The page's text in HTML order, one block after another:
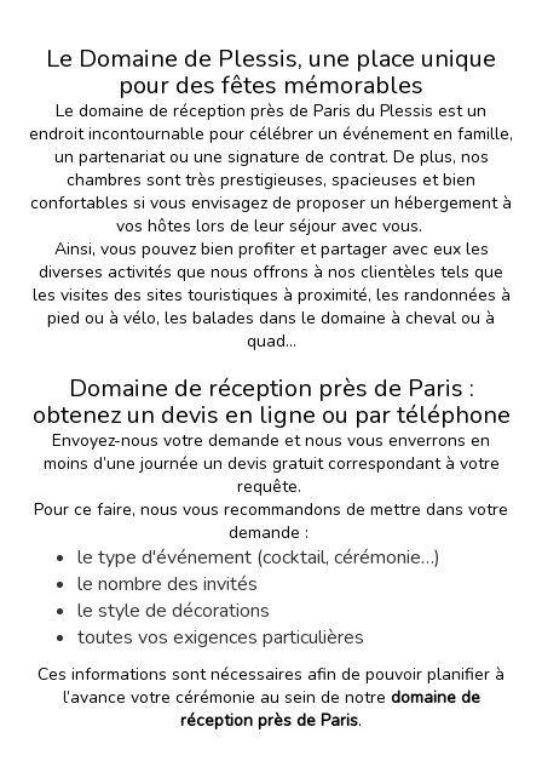
Le Domaine de Plessis, une place unique
pour des fêtes mémorables
Le domaine de réception près de Paris du Plessis est un
endroit incontournable pour célébrer un événement en famille,
un partenariat ou une signature de contrat. De plus, nos
chambres sont très prestigieuses, spacieuses et bien
confortables si vous envisagez de proposer un hébergement à
vos hôtes lors de leur séjour avec vous.
Ainsi, vous pouvez bien profiter et partager avec eux les
diverses activités que nous offrons à nos clientèles tels que
les visites des sites touristiques à proximité, les randonnées à
pied ou à vélo, les balades dans le domaine à cheval ou à
quad...
Domaine de réception près de Paris :
obtenez un devis en ligne ou par téléphone
Envoyez-nous votre demande et nous vous enverrons en
moins d’une journée un devis gratuit correspondant à votre
requête.
Pour ce faire, nous vous recommandons de mettre dans votre
demande :
le type d'événement (cocktail, cérémonie…)
le nombre des invités
le style de décorations
toutes vos exigences particulières
Ces informations sont nécessaires afin de pouvoir planifier à
l’avance votre cérémonie au sein de notre domaine de
réception près de Paris.